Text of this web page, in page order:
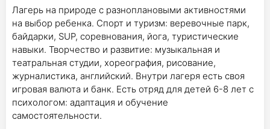
Лагерь на природе с разноплановыми активностями
на выбор ребенка. Спорт и туризм: веревочные парк,
байдарки, SUP, соревнования, йога, туристические
навыки. Творчество и развитие: музыкальная и
театральная студии, хореография, рисование,
журналистика, английский. Внутри лагеря есть своя
игровая валюта и банк. Есть отряд для детей 6-8 лет с
психологом: адаптация и обучение
самостоятельности.